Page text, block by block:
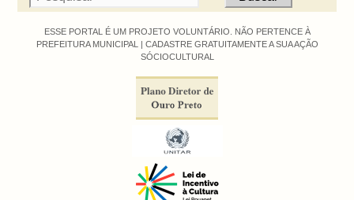
ESSE PORTAL É UM PROJETO VOLUNTÁRIO. NÃO PERTENCE À
PREFEITURA MUNICIPAL | CADASTRE GRATUITAMENTE A SUA AÇÃO
SÓCIOCULTURAL